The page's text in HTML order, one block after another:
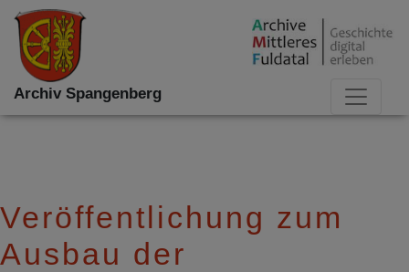
Archiv Spangenberg
Veröffentlichung zum
Ausbau der